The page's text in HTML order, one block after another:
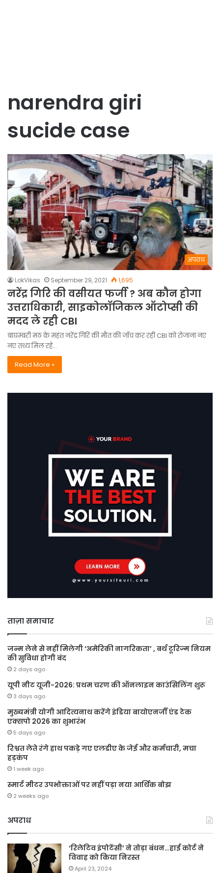
narendra giri
sucide case
अपराध
LokVikas September 29, 2021 1,695
नरेंद्र गिरि की वसीयत फर्जी ? अब कौन होगा
उत्तराधिकारी, साइकोलॉजिकल ऑटोप्सी की
मदद ले रही CBI
बाघम्बरी मठ के महंत नरेंद्र गिरि की मौत की जाँच कर रही CBI को रोजाना नए
नए तथ्य मिल रहे…
Read More »
ताज़ा समाचार
जन्म लेने से नहीं मिलेगी ‘अमेरिकी नागरिकता’ , बर्थ टूरिज्म नियम
की सुविधा होगी बंद
2 days ago
यूपी नीट यूजी-2026: प्रथम चरण की ऑनलाइन काउंसिलिंग शुरू
3 days ago
मुख्यमंत्री योगी आदित्यनाथ करेंगे इंडिया बायोएनर्जी एंड टेक
एक्सपो 2026 का शुभारंभ
5 days ago
रिश्वत लेते रंगे हाथ पकड़े गए एलडीए के जेई और कर्मचारी, मचा
हड़कंप
1 week ago
स्मार्ट मीटर उपभोक्ताओं पर नहीं पड़ा नया आर्थिक बोझ
2 weeks ago
अपराध
‘रिलेटिव इंपोटेंसी’ ने तोड़ा बंधन…हाई कोर्ट ने
विवाह को किया निरस्त
April 23, 2024